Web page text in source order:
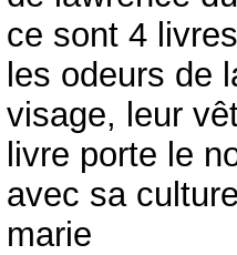
ce sont 4
les odeurs de
visage, leur
livre porte le
avec sa
marie